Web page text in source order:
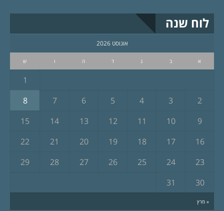
לוח שנה
אוגוסט 2026
א ב ג ד ה ו ש
« מרץ
1
2
3
4
5
6
7
8
9
10
11
12
13
14
15
16
17
18
19
20
21
22
23
24
25
26
27
28
29
30
31